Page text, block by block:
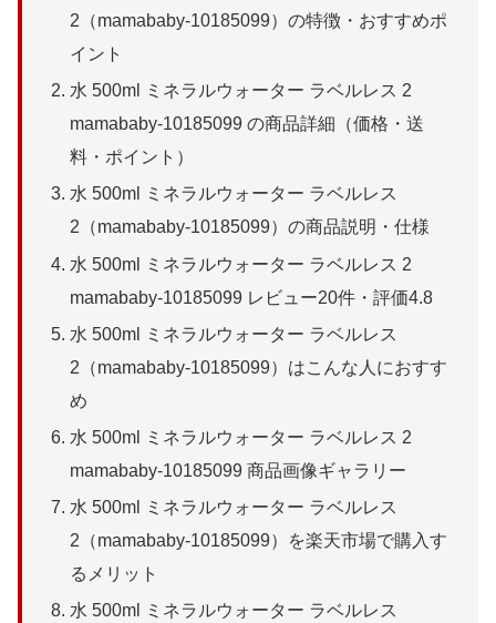
2（mamababy-10185099）の特徴・おすすめポ
イント
水 500ml ミネラルウォーター ラベルレス 2
mamababy-10185099 の商品詳細（価格・送
料・ポイント）
水 500ml ミネラルウォーター ラベルレス
2（mamababy-10185099）の商品説明・仕様
水 500ml ミネラルウォーター ラベルレス 2
mamababy-10185099 レビュー20件・評価4.8
水 500ml ミネラルウォーター ラベルレス
2（mamababy-10185099）はこんな人におすす
め
水 500ml ミネラルウォーター ラベルレス 2
mamababy-10185099 商品画像ギャラリー
水 500ml ミネラルウォーター ラベルレス
2（mamababy-10185099）を楽天市場で購入す
るメリット
水 500ml ミネラルウォーター ラベルレス